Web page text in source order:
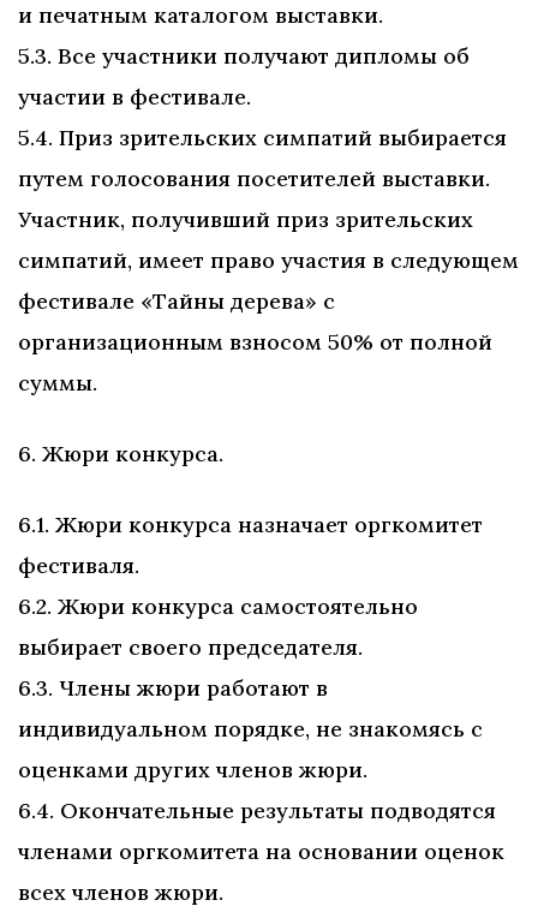
и печатным каталогом выставки.
5.3. Все участники получают дипломы об
участии в фестивале.
5.4. Приз зрительских симпатий выбирается
путем голосования посетителей выставки.
Участник, получивший приз зрительских
симпатий, имеет право участия в следующем
фестивале «Тайны дерева» с
организационным взносом 50% от полной
суммы.
6. Жюри конкурса.
6.1. Жюри конкурса назначает оргкомитет
фестиваля.
6.2. Жюри конкурса самостоятельно
выбирает своего председателя.
6.3. Члены жюри работают в
индивидуальном порядке, не знакомясь с
оценками других членов жюри.
6.4. Окончательные результаты подводятся
членами оргкомитета на основании оценок
всех членов жюри.